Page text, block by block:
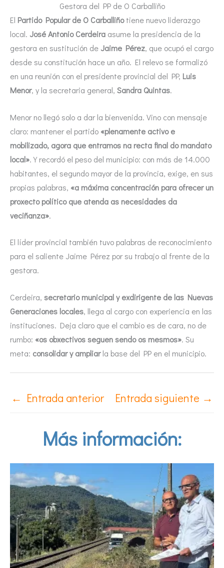
Gestora del PP de O Carballiño
El Partido Popular de O Carballiñotiene nuevo liderazgo
local. José Antonio Cerdeira asume la presidencia de la
gestora en sustitución deJaime Pérez, que ocupó el cargo
desde su constitución hace un año. El relevo se formalizó
en una reunión con el presidente provincial del PP, Luis
Menor, y la secretaria general, Sandra Quintas.
Menor no llegó solo a dar la bienvenida. Vino con mensaje
claro: mantener el partido«plenamente activo e
mobilizado, agora que entramos na recta final do mandato
local». Y recordó el peso del municipio: con más de 14.000
habitantes, el segundo mayor de la provincia, exige, en sus
propias palabras, «a máxima concentración para ofrecer un
proxecto político que atenda as necesidades da
veciñanza».
El líder provincial también tuvo palabras de reconocimiento
para el saliente Jaime Pérez por su trabajo al frente de la
gestora.
Cerdeira, secretario municipal y exdirigente de las Nuevas
Generaciones locales, llega al cargo con experiencia en las
instituciones. Deja claro que el cambio es de cara, no de
rumbo: «os obxectivos seguen sendo os mesmos». Su
meta: consolidar y ampliarla base del PP en el municipio.
← Entrada anterior Entrada siguiente →
Más información: